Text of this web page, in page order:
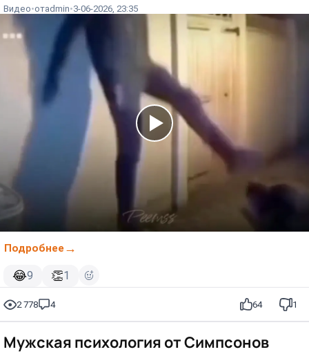
Видео отadmin 3-06-2026, 23:35
Подробнее
😂9 👏1
2 778 4 64 1
Мужская психология от Симпсонов